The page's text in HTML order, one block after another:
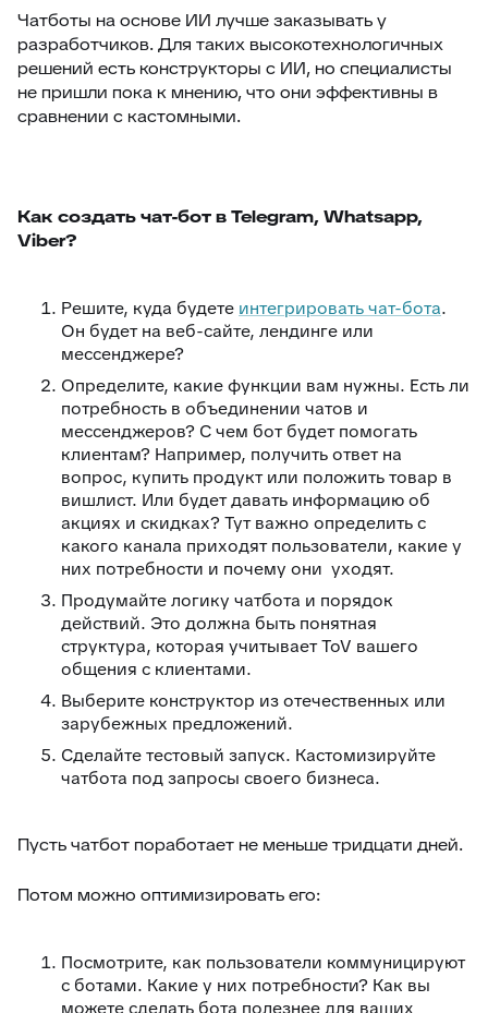
Чатботы на основе ИИ лучше заказывать у
разработчиков. Для таких высокотехнологичных
решений есть конструкторы с ИИ, но специалисты
не пришли пока к мнению, что они эффективны в
сравнении с кастомными.
Как создать чат-бот в Telegram, Whatsapp,
Viber?
Решите, куда будете интегрировать чат-бота.
Он будет на веб-сайте, лендинге или
мессенджере?
Определите, какие функции вам нужны. Есть ли
потребность в объединении чатов и
мессенджеров? С чем бот будет помогать
клиентам? Например, получить ответ на
вопрос, купить продукт или положить товар в
вишлист. Или будет давать информацию об
акциях и скидках? Тут важно определить с
какого канала приходят пользователи, какие у
них потребности и почему они уходят.
Продумайте логику чатбота и порядок
действий. Это должна быть понятная
структура, которая учитывает ToV вашего
общения с клиентами.
Выберите конструктор из отечественных или
зарубежных предложений.
Сделайте тестовый запуск. Кастомизируйте
чатбота под запросы своего бизнеса.
Пусть чатбот поработает не меньше тридцати дней.
Потом можно оптимизировать его:
Посмотрите, как пользователи коммуницируют
с ботами. Какие у них потребности? Как вы
можете сделать бота полезнее для ваших